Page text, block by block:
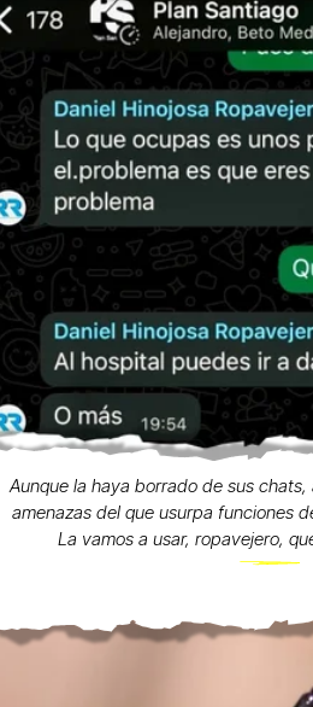
Aunque la haya borrado de sus
amenazas del que usurpa funciones
La vamos a usar, ropavejero,